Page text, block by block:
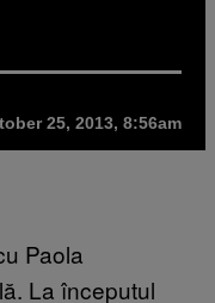
25, 2013, 8:56am
Paola
La începutul